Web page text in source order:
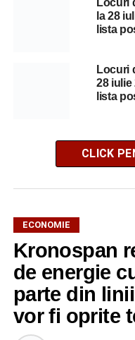
Locuri
la 28
lista
Locuri
28 iulie
lista
CLICK
ECONOMIE
Kronospan
de energie
parte din
vor fi oprite